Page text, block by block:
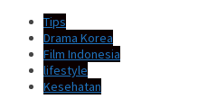
Tips
Drama Korea
Film Indonesia
lifestyle
Kesehatan